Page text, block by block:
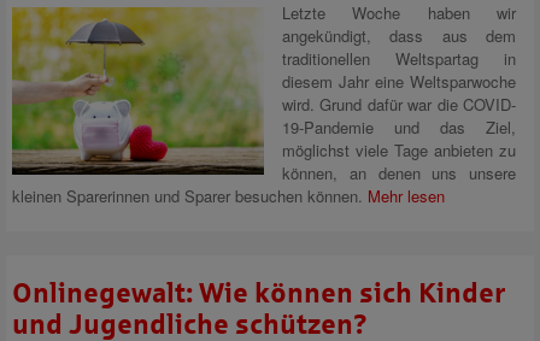
Letzte Woche haben wir
angekündigt, dass aus dem
traditionellen Weltspartag in
diesem Jahr eine Weltsparwoche
wird. Grund dafür war die COVID-
19-Pandemie und das Ziel,
möglichst viele Tage anbieten zu
können, an denen uns unsere
kleinen Sparerinnen und Sparer besuchen können. Mehr lesen
Onlinegewalt: Wie können sich Kinder
und Jugendliche schützen?